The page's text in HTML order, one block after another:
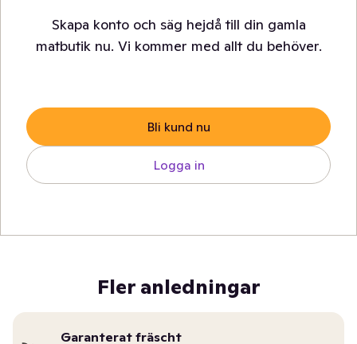
Skapa konto och säg hejdå till din gamla
matbutik nu. Vi kommer med allt du behöver.
Bli kund nu
Logga in
Fler anledningar
Garanterat fräscht